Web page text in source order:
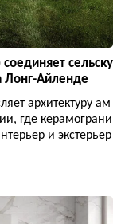
сельску
Айленде
архитектуру ам
где керамограни
и экстерьер